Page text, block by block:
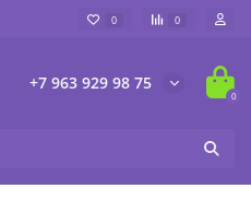
0 0
+7 963 929 98 75
0